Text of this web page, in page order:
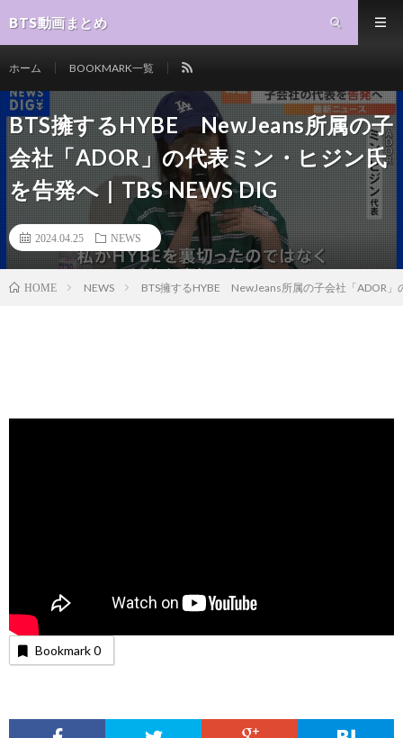
BTS動画まとめ
ホーム BOOKMARK一覧
BTS擁するHYBE NewJeans所属の子
会社「ADOR」の代表ミン・ヒジン氏
を告発へ｜TBS NEWS DIG
2024.04.25 NEWS
HOME NEWS BTS擁するHYBE NewJeans所属の子会社「ADOR」
Bookmark0